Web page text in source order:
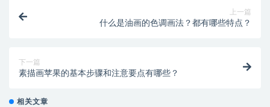
上一篇
什么是油画的色调画法？都有哪些特点？
下一篇
素描画苹果的基本步骤和注意要点有哪些？
相关文章